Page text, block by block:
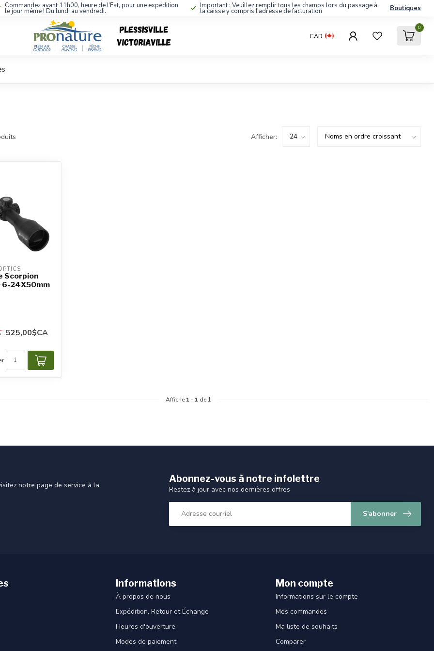
Commandez avant 11h00, heure de l’Est, pour une expédition
le jour même ! Du lundi au vendredi.
Important : Veuillez remplir tous les champs lors du passage à
la caisse y compris l’adresse de facturation Boutiques
CAD
0
Afficher:
Scorpion
6-24X50mm
525,00$CA
Affiche 1 - 1 de 1
notre page de service à la
Abonnez-vous à notre infolettre
Restez à jour avec nos dernières offres
S'abonner
Informations
À propos de nous
Expédition, Retour et Échange
Heures d'ouverture
Modes de paiement
Mon compte
Informations sur le compte
Mes commandes
Ma liste de souhaits
Comparer